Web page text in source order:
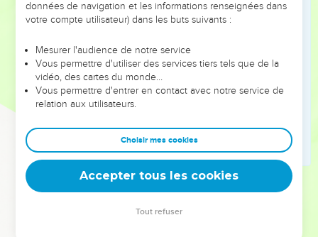
Mais tous les Israélites abordèrent le roi et lui dirent :
« Pourquoi nos frères de Juda t'ont-ils enlevé et ont-ils fait
passer le Jourdain au roi, à sa famille et à tous les hommes
de David ? »
Tous les Judéens répondirent aux Israélites : « C'est que
nous sommes plus proches du roi. Pourquoi vous irriter de
des cadeaux ? »
Les Israélites répondirent aux Judéens : « Le roi nous
appartient dix fois autant, David est même plus à nous qu'à
vous. Pourquoi nous avez-vous traités avec mépris ?
N'avons-nous pas été les premiers à proposer de faire revenir
données de navigation et les informations renseignées dans
votre compte utilisateur) dans les buts suivants :
Mesurer l'audience de notre service
Vous permettre d'utiliser des services tiers tels que de la
vidéo, des cartes du monde…
Vous permettre d'entrer en contact avec notre service de
relation aux utilisateurs.
Choisir mes cookies
Accepter tous les cookies
Tout refuser